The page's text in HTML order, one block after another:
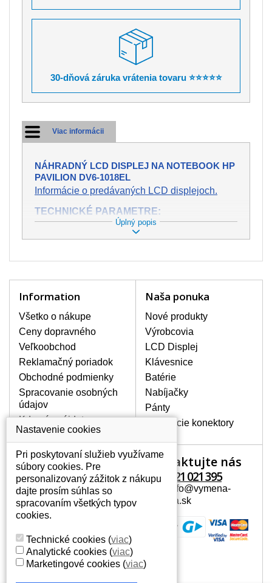
30-dňová záruka vrátenia tovaru ⭐⭐⭐⭐⭐
Viac informácii
NÁHRADNÝ LCD DISPLEJ NA NOTEBOOK HP
PAVILION DV6-1018EL
Informácie o predávaných LCD displejoch.
TECHNICKÉ PARAMETRE:
Stav:Nový
Záruka:2 roky
Veľkosť:15,6" (13.6"x7.6")
Podsvietenie:
Povrch displeja:
BALENIE OBSAHUJE:
Nový displej k notebooku HP PAVILION
DV6-1018EL
Úplný popis
Information
Všetko o nákupe
Ceny dopravného
Veľkoobchod
Reklamačný poriadok
Obchodné podmienky
Spracovanie osobných
údajov
Kde nás nájdete
Naša ponuka
Nové produkty
Výrobcovia
LCD Displej
Klávesnice
Batérie
Nabíjačky
Pánty
Napájacie konektory
Váš účet
Váš účet
Osobné informácie
Adresy
Kontaktujte nás
+421 221 021 395
Mail: info@vymena-
displeja.sk
Nastavenie cookies
Pri poskytovaní služieb využívame
súbory cookies. Pre
personalizovaný zážitok z nákupu
dajte prosím súhlas so
spracovaním všetkých typov
cookies.
Technické cookies (viac)
Analytické cookies (viac)
Marketingové cookies (viac)